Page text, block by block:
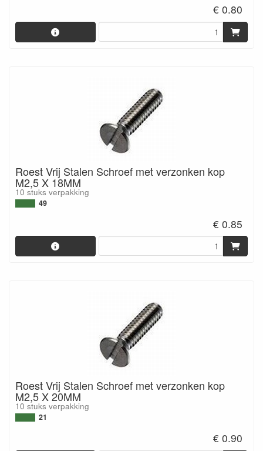
€ 0.80
Roest Vrij Stalen Schroef met verzonken kop
M2,5 X 18MM
10 stuks verpakking
49
€ 0.85
Roest Vrij Stalen Schroef met verzonken kop
M2,5 X 20MM
10 stuks verpakking
21
€ 0.90